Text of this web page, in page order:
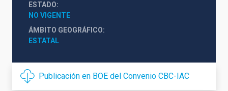
ESTADO
NO VIGENTE
ÁMBITO GEOGRÁFICO
ESTATAL
Publicación en BOE del Convenio CBC-IAC